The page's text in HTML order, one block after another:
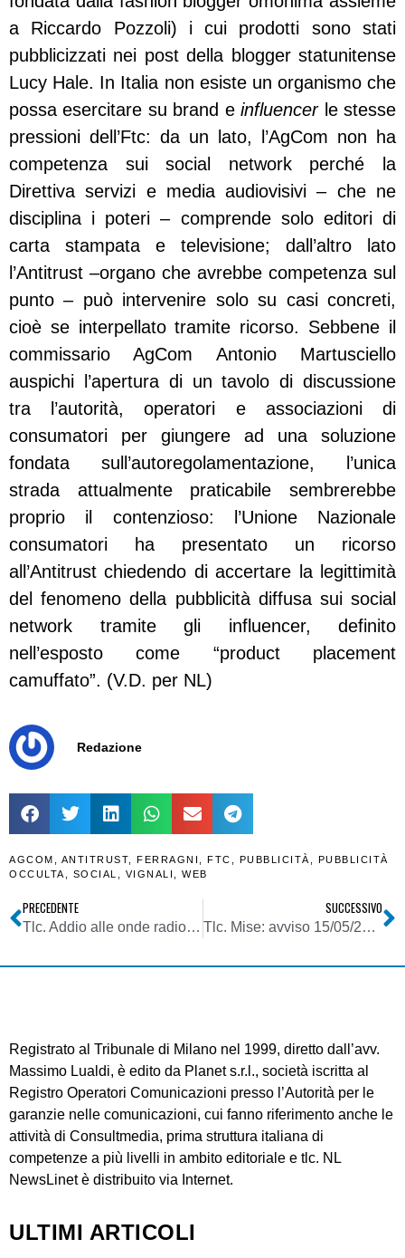
a Riccardo Pozzoli) i cui prodotti sono stati
pubblicizzati nei post della blogger statunitense
Lucy Hale. In Italia non esiste un organismo che
possa esercitare su brand einfluencerle stesse
pressioni dell’Ftc: da un lato, l’AgCom non ha
competenza sui social network perché la
Direttiva servizi e media audiovisivi – che ne
disciplina i poteri – comprende solo editori di
carta stampata e televisione; dall’altro lato
l’Antitrust –organo che avrebbe competenza sul
punto – può intervenire solo su casi concreti,
cioè se interpellato tramite ricorso. Sebbene il
commissario AgCom Antonio Martusciello
auspichi l’apertura di un tavolo di discussione
tra l’autorità, operatori e associazioni di
consumatori per giungere ad una soluzione
fondata sull’autoregolamentazione, l’unica
strada attualmente praticabile sembrerebbe
proprio il contenzioso: l’Unione Nazionale
consumatori ha presentato un ricorso
all’Antitrust chiedendo di accertare la legittimità
del fenomeno della pubblicità diffusa sui social
network tramite gli influencer, definito
nell’esposto come “product placement
camuffato”. (V.D. per NL)
Redazione
AGCOM ANTITRUST FERRAGNI FTC PUBBLICITÀ
PUBBLICITÀ
OCCULTA
SOCIAL VIGNALI WEB
PRECEDENTE
Tlc. Addio alle onde radio per dispositivi IoT. La soluzione arriva da Disney Research
SUCCESSIVO
Tlc. Mise: avviso 15/05/2017: Centro Nazionale Controllo Emissioni Radioelettriche, consultazione di mercato
Registrato al Tribunale di Milano nel 1999, diretto dall’avv.
Massimo Lualdi, è edito da Planet s.r.l., società iscritta al
Registro Operatori Comunicazioni presso l’Autorità per le
garanzie nelle comunicazioni, cui fanno riferimento anche le
attività di Consultmedia, prima struttura italiana di
competenze a più livelli in ambito editoriale e tlc. NL
NewsLinet è distribuito via Internet.
ULTIMI ARTICOLI